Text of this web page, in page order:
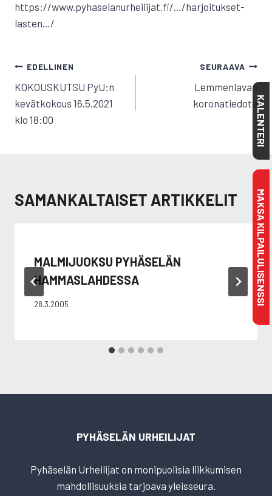
https://www.pyhaselanurheilijat.fi/…/harjoitukset-
lasten…/
ARTIKKELIEN
SELAUS
EDELLINEN
KOKOUSKUTSU PyU:n
kevätkokous 16.5.2021
klo 18:00
SEURAAVA
Lemmenlavan
koronatiedote
SAMANKALTAISET ARTIKKELIT
MALMIJUOKSU PYHÄSELÄN
HAMMASLAHDESSA
28.3.2005
PYHÄSELÄN URHEILIJAT
Pyhäselän Urheilijat on monipuolisia liikkumisen
mahdollisuuksia tarjoava yleisseura.
KALENTERI
MAKSA KILPAILULISENSSI